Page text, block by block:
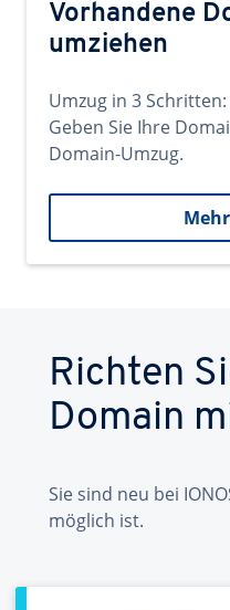
Vorhandene
umziehen
Umzug in 3
Geben Sie Ihre
Domain-Umzug.
Richten
Domain
Sie sind neu bei
möglich ist.